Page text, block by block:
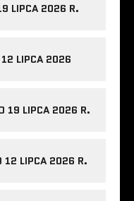
LIPCA 2026 R.
LIPCA 2026
19 LIPCA 2026 R.
12 LIPCA 2026 R.